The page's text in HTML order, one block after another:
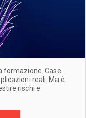
formazione. Case
reali. Ma è
rischi e